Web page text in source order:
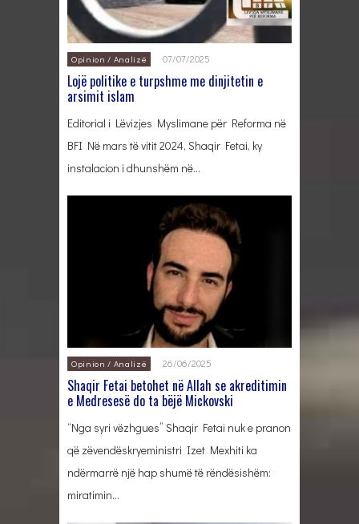
Opinion / Analizë 07/07/2025
Lojë politike e turpshme me dinjitetin e
arsimit islam
Editorial i Lëvizjes Myslimane për Reforma në
BFI Në mars të vitit 2024, Shaqir Fetai, ky
instalacion i dhunshëm në…
Opinion / Analizë 26/06/2025
Shaqir Fetai betohet në Allah se akreditimin
e Medresesë do ta bëjë Mickovski
“Nga syri vëzhgues” Shaqir Fetai nuk e pranon
që zëvendëskryeministri Izet Mexhiti ka
ndërmarrë një hap shumë të rëndësishëm:
miratimin…